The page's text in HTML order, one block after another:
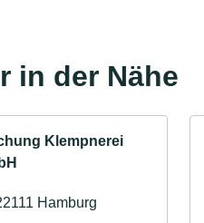
in der Nähe
Klempnerei
Hamburg